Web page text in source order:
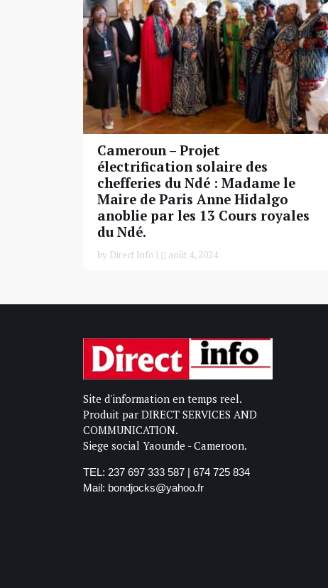
Cameroun – Projet
électrification solaire des
chefferies du Ndé : Madame le
Maire de Paris Anne Hidalgo
anoblie par les 13 Cours royales
du Ndé.
by Direct Info | août 4, 2024
Site d'information en temps reel.
Produit par DIRECT SERVICES AND
COMMUNICATION.
Siege social Yaounde - Cameroon.
TEL: 237 697 333 587 | 674 725 834
Mail: bondjocks@yahoo.fr